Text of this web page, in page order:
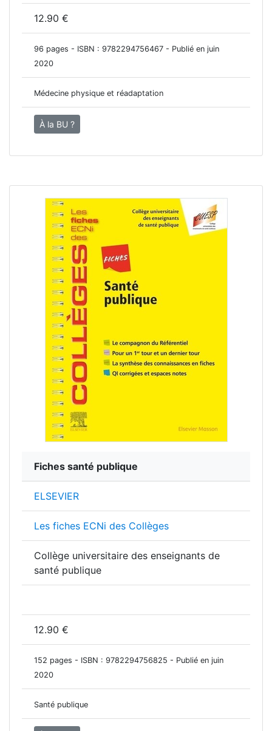
12.90 €
96 pages - ISBN : 9782294756467 - Publié en juin
2020
Médecine physique et réadaptation
À la BU ?
Fiches santé publique
ELSEVIER
Les fiches ECNi des Collèges
Collège universitaire des enseignants de
santé publique
12.90 €
152 pages - ISBN : 9782294756825 - Publié en juin
2020
Santé publique